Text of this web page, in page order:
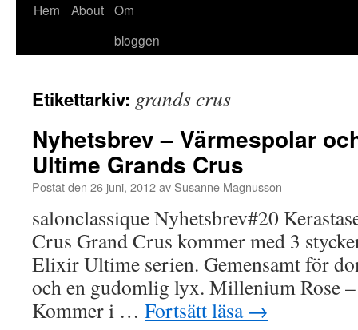
Hem About Om
bloggen
Etikettarkiv: grands crus
Nyhetsbrev – Värmespolar
Ultime Grands Crus
Postat den 26 juni, 2012av Susanne Magnusson
salonclassique Nyhetsbrev#20
Crus Grand Crus kommer med 3
Elixir Ultime serien. Gemensamt för
och en gudomlig lyx. Millenium Rose
Kommer i … Fortsätt läsa →